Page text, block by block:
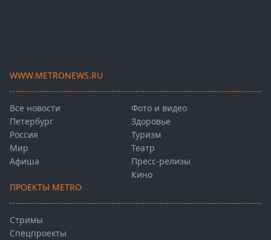
WWW.METRONEWS.RU
Все новости
Петербург
Россия
Мир
Афиша
Фото и видео
Здоровье
Туризм
Театр
Пресс-релизы
Кино
ПРОЕКТЫ METRO
Стримы
Спецпроекты